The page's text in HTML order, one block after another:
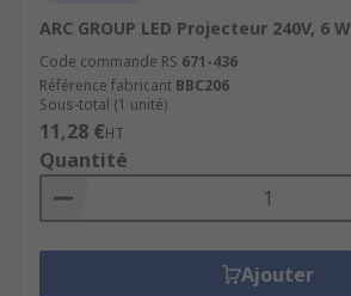
ARC GROUP LED Projecteur 240V, 6 W
Code commande RS 671-436
Référence fabricant BBC206
Sous-total (1 unité)
11,28 €HT
Quantité
Ajouter